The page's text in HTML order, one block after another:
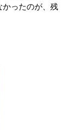
かったのが、残